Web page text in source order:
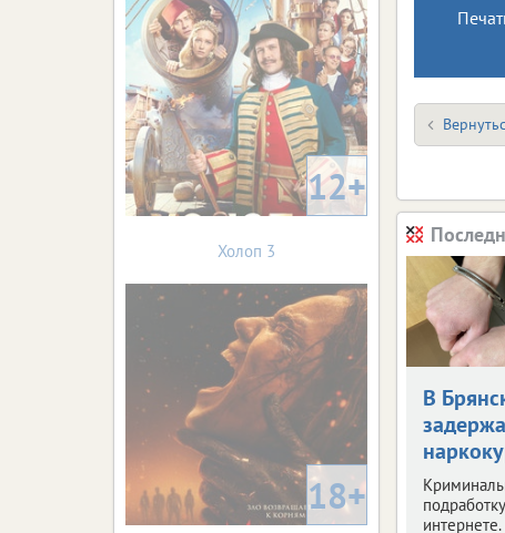
В
12+
Холоп 3
18+